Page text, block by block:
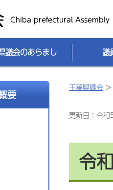
議会
議会のあらまし 議
要
千葉県議会 >
更新日：令
令